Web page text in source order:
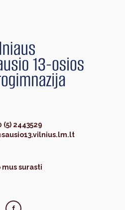
(5) 2443529
mus surasti